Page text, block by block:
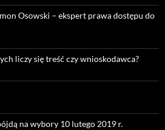
Osowski – ekspert prawa dostępu do
liczy się treść czy wnioskodawca?
na wybory 10 lutego 2019 r.